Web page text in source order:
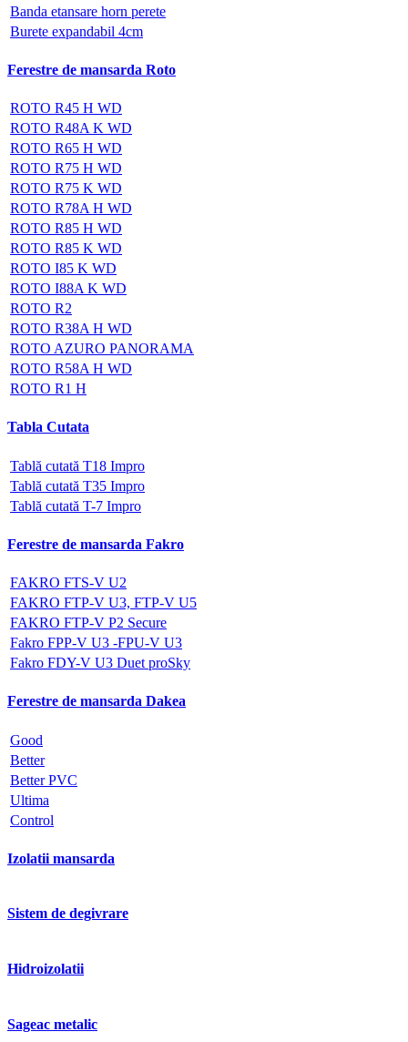
Banda etansare horn perete
Burete expandabil 4cm
Ferestre de mansarda Roto
ROTO R45 H WD
ROTO R48A K WD
ROTO R65 H WD
ROTO R75 H WD
ROTO R75 K WD
ROTO R78A H WD
ROTO R85 H WD
ROTO R85 K WD
ROTO I85 K WD
ROTO I88A K WD
ROTO R2
ROTO R38A H WD
ROTO AZURO PANORAMA
ROTO R58A H WD
ROTO R1 H
Tabla Cutata
Tablă cutată T18 Impro
Tablă cutată T35 Impro
Tablă cutată T-7 Impro
Ferestre de mansarda Fakro
FAKRO FTS-V U2
FAKRO FTP-V U3, FTP-V U5
FAKRO FTP-V P2 Secure
Fakro FPP-V U3 -FPU-V U3
Fakro FDY-V U3 Duet proSky
Ferestre de mansarda Dakea
Good
Better
Better PVC
Ultima
Control
Izolatii mansarda
Sistem de degivrare
Hidroizolatii
Sageac metalic